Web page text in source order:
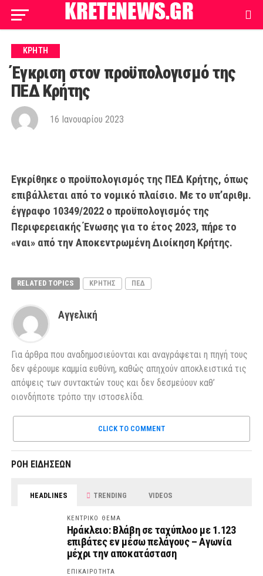
ΚΡΗΤΗ
Έγκριση στον προϋπολογισμό της
ΠΕΔ Κρήτης
16 Ιανουαρίου 2023
Εγκρίθηκε ο προϋπολογισμός της ΠΕΔ Κρήτης, όπως
επιβάλλεται από το νομικό πλαίσιο. Με το υπ’αριθμ.
έγγραφο 10349/2022 ο προϋπολογισμός της
Περιφερειακής Ένωσης για το έτος 2023, πήρε το
«ναι» από την Αποκεντρωμένη Διοίκηση Κρήτης.
RELATED TOPICS ΚΡΗΤΗΣ ΠΕΔ
Αγγελική
Για άρθρα που αναδημοσιεύονται και αναγράφεται η πηγή τους
δεν φέρουμε καμμία ευθύνη, καθώς απηχούν αποκλειστικά τις
απόψεις των συντακτών τους και δεν δεσμεύουν καθ’
οιονδήποτε τρόπο την ιστοσελίδα.
CLICK TO COMMENT
ΡΟΗ ΕΙΔΗΣΕΩΝ
HEADLINES TRENDING VIDEOS
ΚΕΝΤΡΙΚΟ ΘΕΜΑ
Ηράκλειο: Βλάβη σε ταχύπλοο με 1.123
επιβάτες εν μέσω πελάγους – Αγωνία
μέχρι την αποκατάσταση
ΕΠΙΚΑΙΡΟΤΗΤΑ